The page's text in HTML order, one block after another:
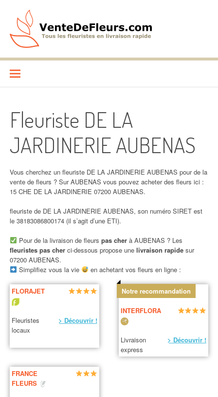
contenu
VenteDeFleurs.com
Fleuriste DE LA
JARDINERIE AUBENAS
Vous cherchez un fleuriste DE LA JARDINERIE AUBENAS pour de la
vente de fleurs ? Sur AUBENAS vous pouvez acheter des fleurs ici :
15 CHE DE LA JARDINERIE 07200 AUBENAS.
fleuriste de DE LA JARDINERIE AUBENAS, son numéro SIRET est
le 38183086800174 (il s’agit d’une ETI).
Pour de la livraison de fleurs pas cherà AUBENAS ? Les
fleuristes pas cher ci-dessous propose une livraison rapide sur
07200 AUBENAS.
Simplifiez vous la vie
en achetant vos fleurs en ligne :
FLORAJET
Fleuristes
locaux
> Découvrir !
Notre recommandation
INTERFLORA
Livraison
express
> Découvrir !
FRANCE
FLEURS